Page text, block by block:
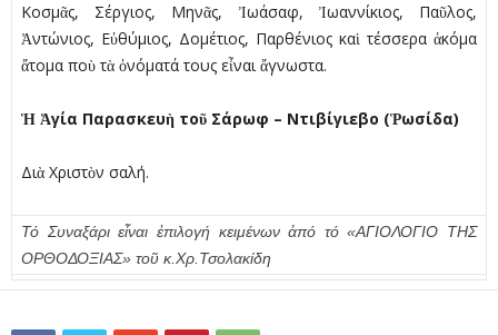
Κοσµᾶς, Σέργιος, Μηνᾶς, Ἰωάσαφ, Ἰωαννίκιος, Παῦλος,
Ἀντώνιος, Εὐθύµιος, Δοµέτιος, Παρθένιος καὶ τέσσερα ἀκόµα
ἄτοµα ποὺ τὰ ὀνόµατά τους εἶναι ἄγνωστα.
Ἡ Ἁγία Παρασκευὴ τοῦ Σάρωφ – Ντιβίγιεβο (Ῥωσίδα)
Διὰ Χριστὸν σαλή.
Τό Συναξάρι εἶναι ἐπιλογή κειμένων ἀπό τό «ΑΓΙΟΛΟΓΙΟ ΤΗΣ
ΟΡΘΟΔΟΞΙΑΣ» τοῦ κ.Χρ.Τσολακίδη